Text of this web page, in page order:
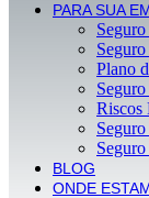
PARA SUA
Plano
Riscos
BLOG
ONDE